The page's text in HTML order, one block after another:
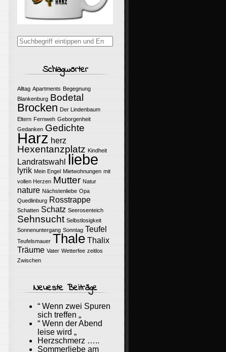
Suchergebnisse
für:
Schlagwörter
Alltag Apartments Begegnung
Blankenburg Bodetal
Brocken Der Lindenbaum
Eltern Fernweh Geborgenheit
Gedanken Gedichte
Harz herz
Hexentanzplatz Kindheit
Landratswahl liebe
lyrik Mein Engel Mietwohnungen mit
vollen Herzen Mutter Natur
nature Nächstenliebe Opa
Quedlinburg Rosstrappe
Schatten Schatz Seerosenteich
Sehnsucht Selbstlosigkeit
Sonnenuntergang Sonntag Teufel
Teufelsmauer Thale Thalix
Träume Vater Wetterfee zeitlos
Zwischen
Neueste Beiträge
“ Wenn zwei Spuren
sich treffen „
“ Wenn der Abend
leise wird „
Herzschmerz …..
Sommerliebe am